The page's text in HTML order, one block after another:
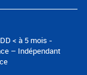
< à 5 mois -
– Indépendant